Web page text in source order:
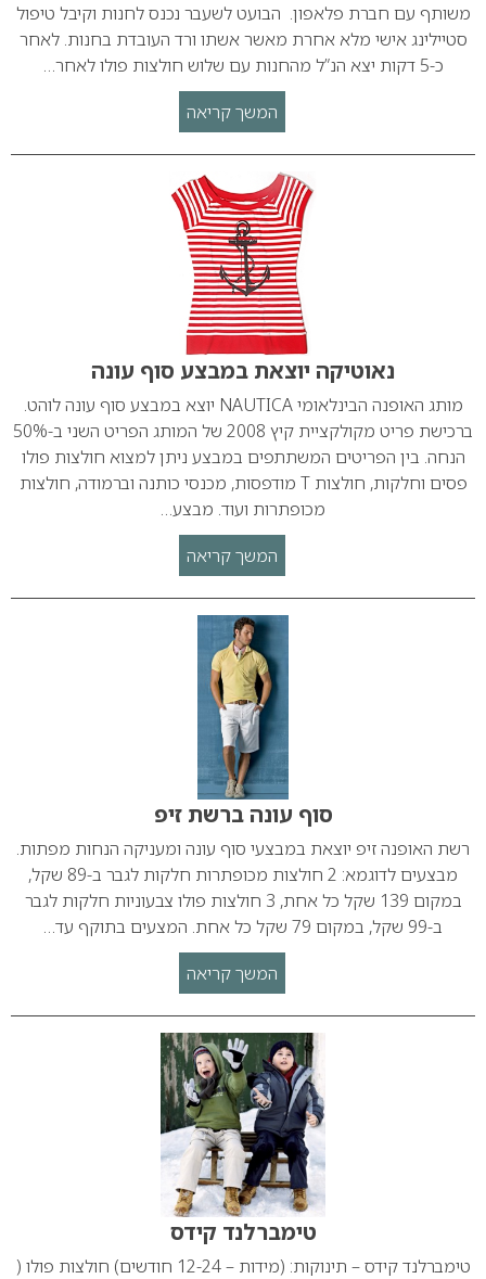
משותף עם חברת פלאפון. הבועט לשעבר נכנס לחנות וקיבל טיפול
סטיילינג אישי מלא אחרת מאשר אשתו ורד העובדת בחנות. לאחר
כ-5 דקות יצא הנ”ל מהחנות עם שלוש חולצות פולו לאחר…
המשך קריאה
נאוטיקה יוצאת במבצע סוף עונה
מותג האופנה הבינלאומי NAUTICA יוצא במבצע סוף עונה לוהט.
ברכישת פריט מקולקציית קיץ 2008 של המותג הפריט השני ב-50%
הנחה. בין הפריטים המשתתפים במבצע ניתן למצוא חולצות פולו
פסים וחלקות, חולצות T מודפסות, מכנסי כותנה וברמודה, חולצות
מכופתרות ועוד. מבצע…
המשך קריאה
סוף עונה ברשת זיפ
רשת האופנה זיפ יוצאת במבצעי סוף עונה ומעניקה הנחות מפתות.
מבצעים לדוגמא: 2 חולצות מכופתרות חלקות לגבר ב-89 שקל,
במקום 139 שקל כל אחת, 3 חולצות פולו צבעוניות חלקות לגבר
ב-99 שקל, במקום 79 שקל כל אחת. המצעים בתוקף עד…
המשך קריאה
טימברלנד קידס
טימברלנד קידס – תינוקות: (מידות – 12-24 חודשים) חולצות פולו (